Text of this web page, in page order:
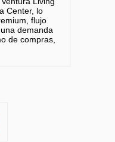
Center, lo
flujo
demanda
de compras,